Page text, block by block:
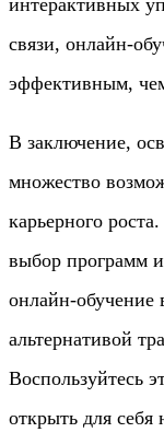
связи, онлайн-
эффективным,
В заключение,
множество
карьерного
выбор программ
онлайн-обучение
альтернативой
Воспользуйтесь
открыть для себя